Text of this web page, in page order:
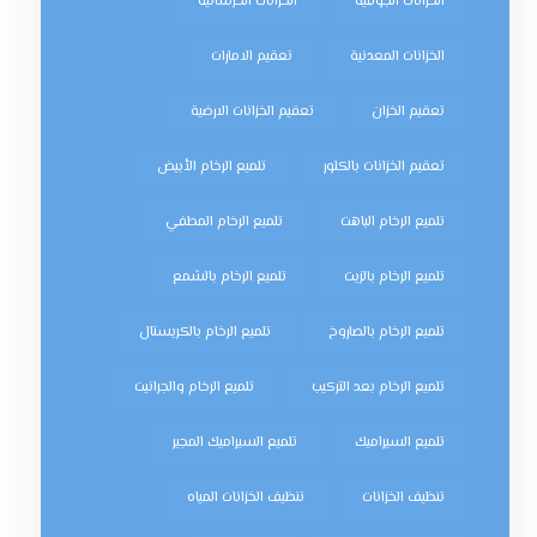
الخزانات المعدنية تعقيم الامارات
تعقيم الخزان تعقيم الخزانات الارضية
تعقيم الخزانات بالكلور تلميع الرخام الأبيض
تلميع الرخام الباهت تلميع الرخام المطفي
تلميع الرخام بالزيت تلميع الرخام بالشمع
تلميع الرخام بالصاروخ تلميع الرخام بالكريستال
تلميع الرخام بعد التركيب تلميع الرخام والجرانيت
تلميع السيراميك تلميع السيراميك المجير
تنظيف الخزانات تنظيف الخزانات المياه